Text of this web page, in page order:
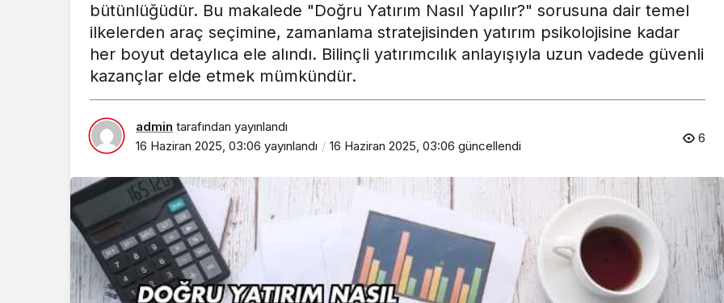
bütünlüğüdür. Bu makalede "Doğru Yatırım Nasıl Yapılır?" sorusuna dair temel
ilkelerden araç seçimine, zamanlama stratejisinden yatırım psikolojisine kadar
her boyut detaylıca ele alındı. Bilinçli yatırımcılık anlayışıyla uzun vadede güvenli
kazançlar elde etmek mümkündür.
admin tarafından yayınlandı
16 Haziran 2025, 03:06 yayınlandı 16 Haziran 2025, 03:06 güncellendi 6